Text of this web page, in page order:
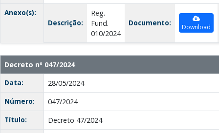
Anexo(s):
Descrição:
Reg.
Fund.
010/2024
Documento: Download
Decreto nº 047/2024
Data:
28/05/2024
Número:
047/2024
Título:
Decreto 47/2024